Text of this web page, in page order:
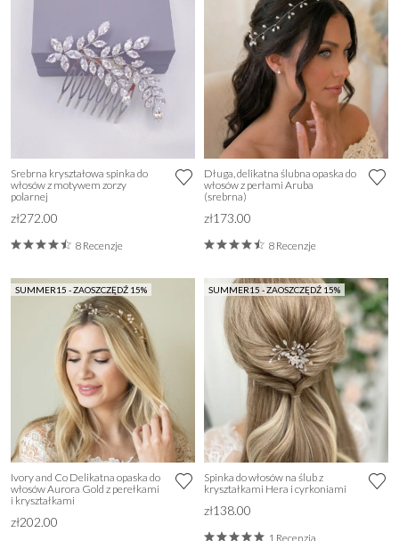
Srebrna kryształowa spinka do
włosów z motywem zorzy
polarnej
zł272.00
8 Recenzje
Długa, delikatna ślubna opaska do
włosów z perłami Aruba
(srebrna)
zł173.00
8 Recenzje
SUMMER15 - ZAOSZCZĘDŹ 15%
Ivory and Co Delikatna opaska do
włosów Aurora Gold z perełkami
i kryształkami
zł202.00
SUMMER15 - ZAOSZCZĘDŹ 15%
Spinka do włosów na ślub z
kryształkami Hera i cyrkoniami
zł138.00
1 Recenzja